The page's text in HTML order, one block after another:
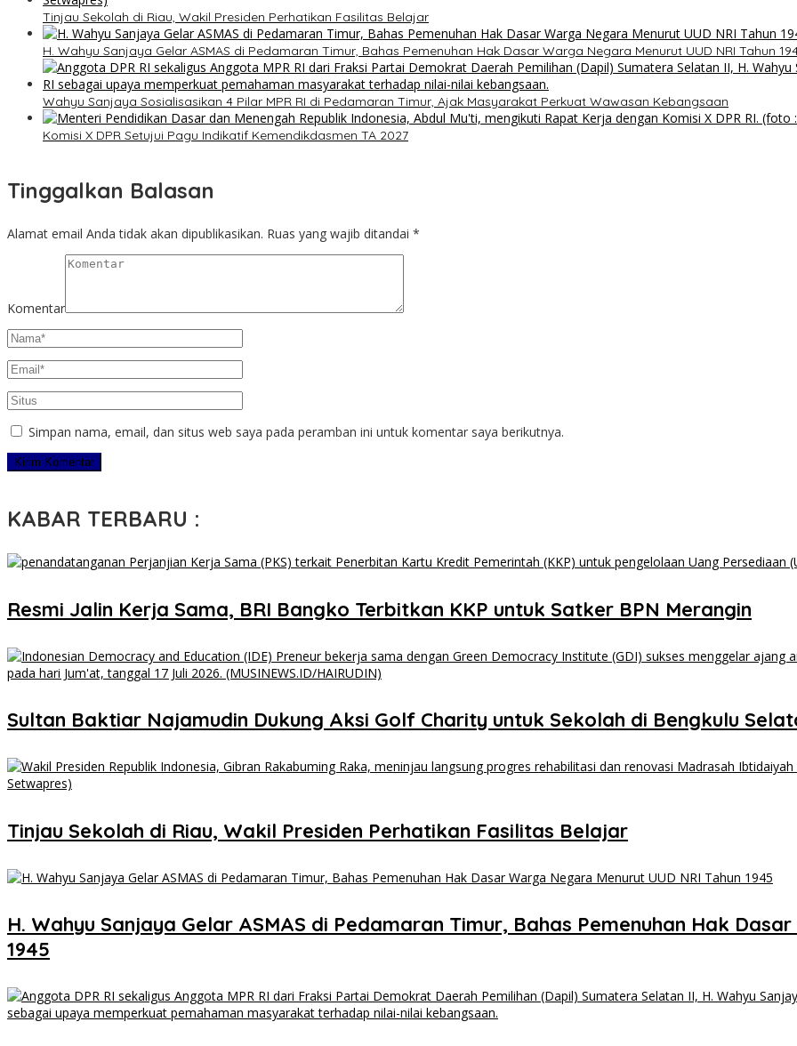
Tinjau Sekolah di Riau, Wakil Presiden Perhatikan Fasilitas Belajar
H. Wahyu Sanjaya Gelar ASMAS di Pedamaran Timur, Bahas Pemenuhan Hak Dasar Warga Negara Menurut UUD NRI Tahun
Wahyu Sanjaya Sosialisasikan 4 Pilar MPR RI di Pedamaran Timur, Ajak Masyarakat Perkuat Wawasan Kebangsaan
Komisi X DPR Setujui Pagu Indikatif Kemendikdasmen TA 2027
Tinggalkan Balasan
Alamat email Anda tidak akan dipublikasikan. Ruas yang wajib ditandai *
Komentar
Simpan nama, email, dan situs web saya pada peramban ini untuk komentar saya berikutnya.
KABAR TERBARU :
​Resmi Jalin Kerja Sama, BRI Bangko Terbitkan KKP untuk Satker BPN Merangin
Sultan Baktiar Najamudin Dukung Aksi Golf Charity untuk Sekolah di Bengkulu
Tinjau Sekolah di Riau, Wakil Presiden Perhatikan Fasilitas Belajar
H. Wahyu Sanjaya Gelar ASMAS di Pedamaran Timur, Bahas Pemenuhan Hak
1945